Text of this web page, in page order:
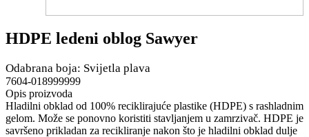
HDPE ledeni oblog Sawyer
Odabrana boja: Svijetla plava
7604-018999999
Opis proizvoda
Hladilni obklad od 100% reciklirajuće plastike (HDPE) s rashladnim
gelom. Može se ponovno koristiti stavljanjem u zamrzivač. HDPE je
savršeno prikladan za recikliranje nakon što je hladilni obklad dulje